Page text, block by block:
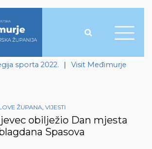
sporta 2022. | Visit Međimurje
ŽUPANA, VIJESTI
obilježio Dan mjesta
Spasova